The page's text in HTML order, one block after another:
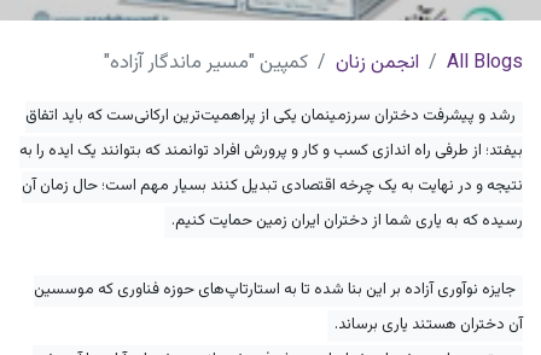
All Blogs انجمن زنان کمپین "مسیر ماندگار آزاده"
رشد و پیشرفت دختران سرزمینمان یکی از پراهمیت‌ترین ارکانی‌ست که باید اتفاق
بیفتد؛ از طرفی راه اندازی کسب و کار و پرورش افراد توانمند که بتوانند یک ایده را به
نتیجه و‌ در نهایت به یک چرخه اقتصادی تبدیل کنند بسیار مهم است؛ حال زمان آن
رسیده که به یاری شما از دختران ایران زمین حمایت کنیم.
جایزه نوآوری آزاده بر این بنا شده تا به استارتاپ‌های حوزه فناوری که موسسین
آن دختران هستند یاری برساند.